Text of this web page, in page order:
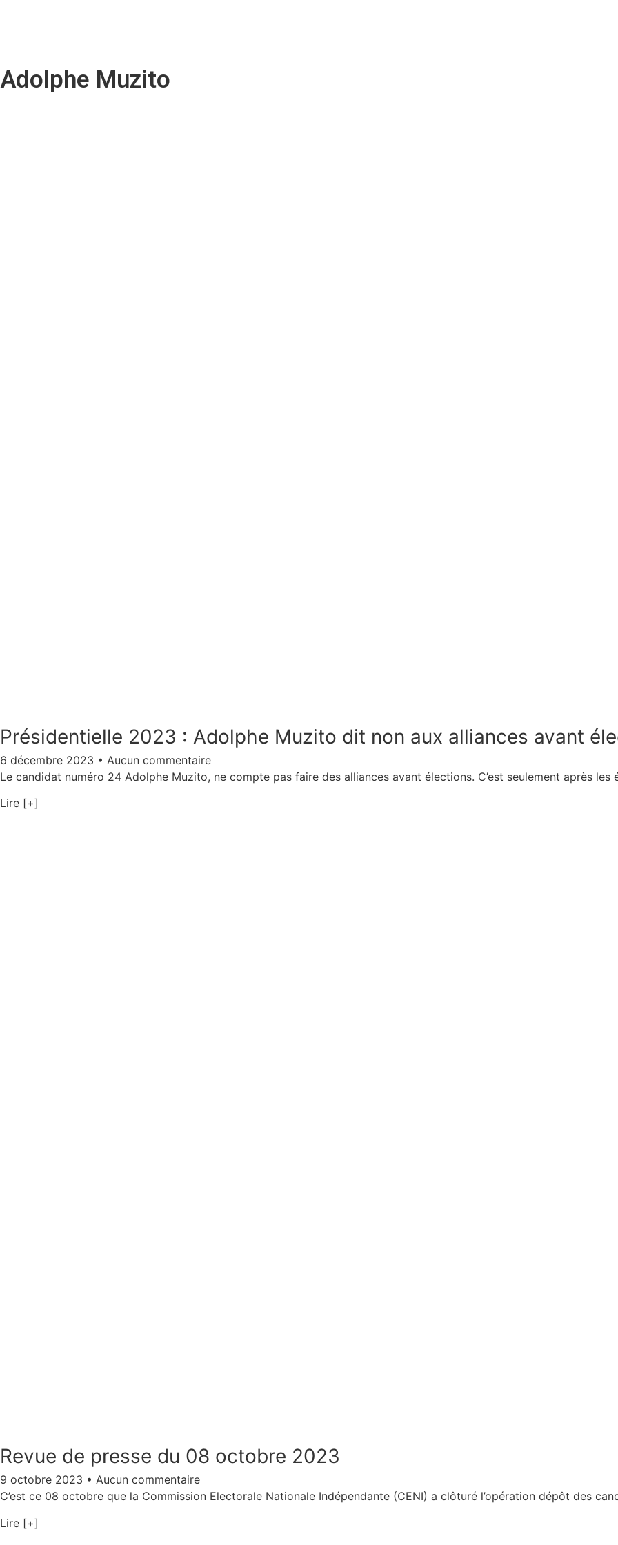
Adolphe Muzito
Présidentielle 2023 : Adolphe Muzito dit non aux alliances avant
6 décembre 2023
Aucun commentaire
Le candidat numéro 24 Adolphe Muzito, ne compte pas faire des alliances avant élections. C’est seulement après les
Lire [+]
Revue de presse du 08 octobre 2023
9 octobre 2023
Aucun commentaire
C’est ce 08 octobre que la Commission Electorale Nationale Indépendante (CENI) a clôturé l’opération dépôt des
Lire [+]